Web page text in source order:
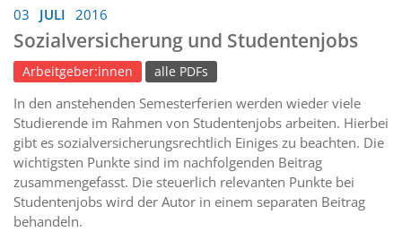
03 JULI 2016
Sozialversicherung und Studentenjobs
Arbeitgeber:innen alle PDFs
In den anstehenden Semesterferien werden wieder viele
Studierende im Rahmen von Studentenjobs arbeiten. Hierbei
gibt es sozialversicherungsrechtlich Einiges zu beachten. Die
wichtigsten Punkte sind im nachfolgenden Beitrag
zusammengefasst. Die steuerlich relevanten Punkte bei
Studentenjobs wird der Autor in einem separaten Beitrag
behandeln.